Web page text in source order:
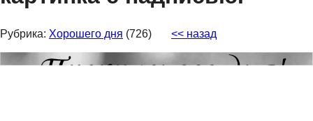
Рубрика: Хорошего дня (726) << назад